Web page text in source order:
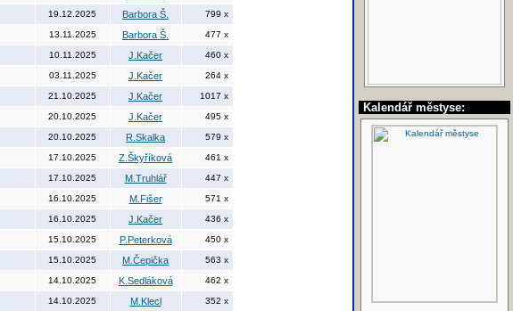
Kalendář městyse:
19.12.2025 Barbora Š. 799 x
13.11.2025 Barbora Š. 477 x
10.11.2025 J.Kačer 460 x
03.11.2025 J.Kačer 264 x
21.10.2025 J.Kačer 1017 x
20.10.2025 J.Kačer 495 x
20.10.2025 R.Skalka 579 x
17.10.2025 Z.Škyříková 461 x
17.10.2025 M.Truhlář 447 x
16.10.2025 M.Fišer 571 x
16.10.2025 J.Kačer 436 x
15.10.2025 P.Peterková 450 x
15.10.2025 M.Čepička 563 x
14.10.2025 K.Sedláková 462 x
14.10.2025 M.Klecl 352 x